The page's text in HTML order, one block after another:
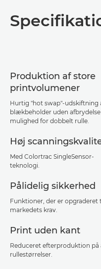
Produktion af store
printvolumener
Hurtig "hot swap"-udskiftning
blækbeholder uden
mulighed for dobbelt rulle.
Høj
Med Colortrac SingleSensor-
teknologi.
Pålidelig sikkerhed
Funktioner, der er opgraderet
markedets krav.
Print uden kant
Reduceret efterproduktion på
rullestørrelser.